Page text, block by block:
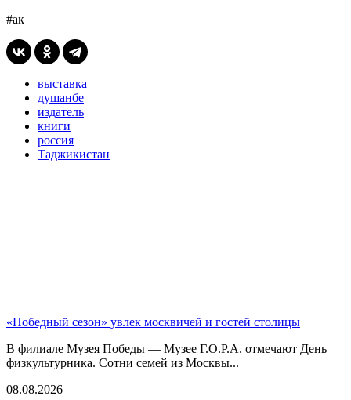
#ак
выставка
душанбе
издатель
книги
россия
Таджикистан
«Победный сезон» увлек москвичей и гостей столицы
В филиале Музея Победы — Музее Г.О.Р.А. отмечают День
физкультурника. Сотни семей из Москвы...
08.08.2026